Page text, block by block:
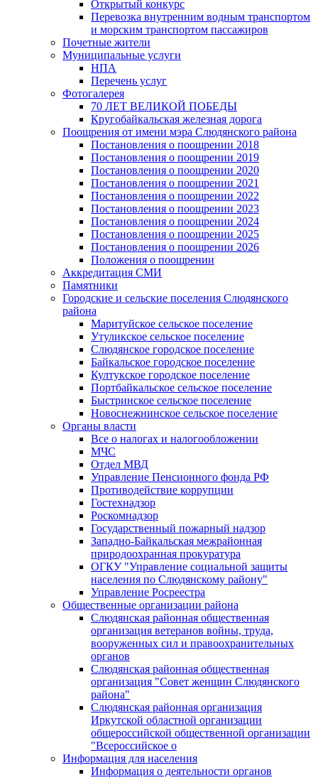
Открытый конкурс
Перевозка внутренним водным транспортом
и морским транспортом пассажиров
Почетные жители
Муниципальные услуги
НПА
Перечень услуг
Фотогалерея
70 ЛЕТ ВЕЛИКОЙ ПОБЕДЫ
Кругобайкальская железная дорога
Поощрения от имени мэра Слюдянского района
Постановления о поощрении 2018
Постановления о поощрении 2019
Постановления о поощрении 2020
Постановления о поощрении 2021
Постановления о поощрении 2022
Постановления о поощрении 2023
Постановления о поощрении 2024
Постановления о поощрении 2025
Постановления о поощрении 2026
Положения о поощрении
Аккредитация СМИ
Памятники
Городские и сельские поселения Слюдянского
района
Маритуйское сельское поселение
Утуликское сельское поселение
Слюдянское городское поселение
Байкальское городское поселение
Култукское городское поселение
Портбайкальское сельское поселение
Быстринское сельское поселение
Новоснежнинское сельское поселение
Органы власти
Все о налогах и налогообложении
МЧС
Отдел МВД
Управление Пенсионного фонда РФ
Противодействие коррупции
Гостехнадзор
Роскомнадзор
Государственный пожарный надзор
Западно-Байкальская межрайонная
природоохранная прокуратура
ОГКУ "Управление социальной защиты
населения по Слюдянскому району"
Управление Росреестра
Общественные организации района
Слюдянская районная общественная
организация ветеранов войны, труда,
вооруженных сил и правоохранительных
органов
Слюдянская районная общественная
организация "Совет женщин Слюдянского
района"
Слюдянская районная организация
Иркутской областной организации
общероссийской общественной организации
"Всероссийское о
Информация для населения
Информация о деятельности органов